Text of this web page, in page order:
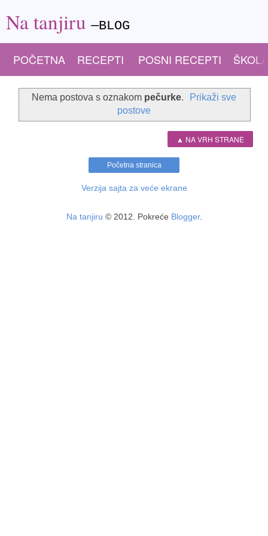
Na tanjiru—BLOG
POČETNA RECEPTI POSNI RECEPTI
Nema postova s oznakom pečurke.
Prikaži sve
postove
▲ NA VRH STRANE
Početna stranica
Verzija sajta za veće ekrane
Na tanjiru © 2012. Pokreće Blogger.